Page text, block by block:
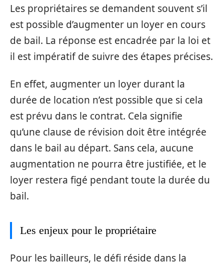
Les propriétaires se demandent souvent s’il
est possible d’augmenter un loyer en cours
de bail. La réponse est encadrée par la loi et
il est impératif de suivre des étapes précises.
En effet, augmenter un loyer durant la
durée de location n’est possible que si cela
est prévu dans le contrat. Cela signifie
qu’une clause de révision doit être intégrée
dans le bail au départ. Sans cela, aucune
augmentation ne pourra être justifiée, et le
loyer restera figé pendant toute la durée du
bail.
Les enjeux pour le propriétaire
Pour les bailleurs, le défi réside dans la